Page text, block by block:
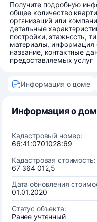
Получите подробную
общее количество
организаций или
детальные
постройки, этажность,
материалы, информация
название, контактные
предоставляемых услуг
Информация о доме
Информация о
Кадастровый номер:
66:41:0701028:69
Кадастровая стоимость:
67 364 012,5
Дата обновления
01.01.2020
Статус объекта:
Ранее учтенный